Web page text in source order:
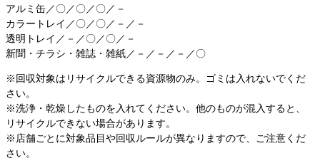
アルミ缶／〇／〇／〇／－
カラートレイ／〇／〇／－／－
透明トレイ／－／〇／〇／－
新聞・チラシ・雑誌・雑紙／－／－／－／〇
※回収対象はリサイクルできる資源物のみ。ゴミは入れないでくだ
さい。
※洗浄・乾燥したものを入れてください。他のものが混入すると、
リサイクルできない場合があります。
※店舗ごとに対象品目や回収ルールが異なりますので、ご注意くだ
さい。